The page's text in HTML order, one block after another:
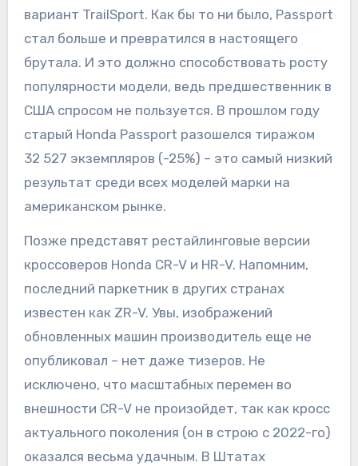
вариант TrailSport. Как бы то ни было, Passport
стал больше и превратился в настоящего
брутала. И это должно способствовать росту
популярности модели, ведь предшественник в
США спросом не пользуется. В прошлом году
старый Honda Passport разошелся тиражом
32 527 экземпляров (-25%) – это самый низкий
результат среди всех моделей марки на
американском рынке.
Позже представят рестайлинговые версии
кроссоверов Honda CR-V и HR-V. Напомним,
последний паркетник в других странах
известен как ZR-V. Увы, изображений
обновленных машин производитель еще не
опубликовал – нет даже тизеров. Не
исключено, что масштабных перемен во
внешности CR-V не произойдет, так как кросс
актуального поколения (он в строю с 2022-го)
оказался весьма удачным. В Штатах